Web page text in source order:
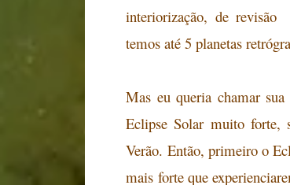
interiorização, de revisão
temos até 5 planetas
Mas eu queria chamar sua
Eclipse Solar muito forte,
Verão. Então, primeiro o
mais forte que